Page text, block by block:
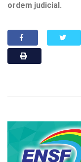
ordem judicial.